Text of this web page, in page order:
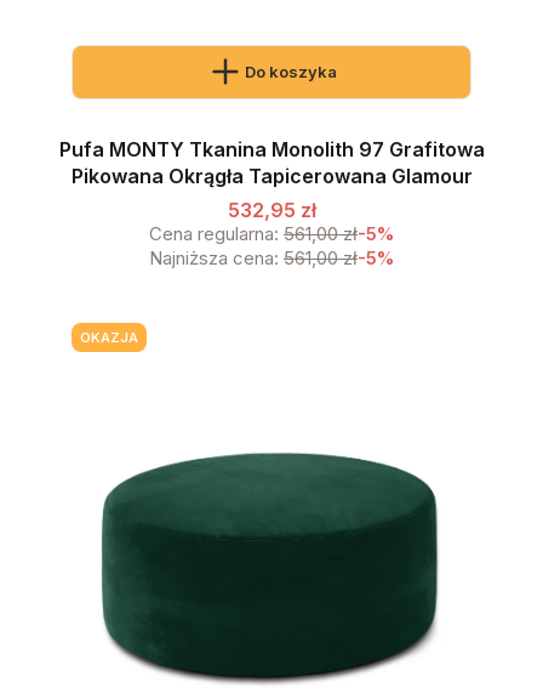
Do koszyka
Pufa MONTY Tkanina Monolith 97 Grafitowa
Pikowana Okrągła Tapicerowana Glamour
532,95 zł
Cena regularna: 561,00 zł-5%
Najniższa cena: 561,00 zł-5%
OKAZJA